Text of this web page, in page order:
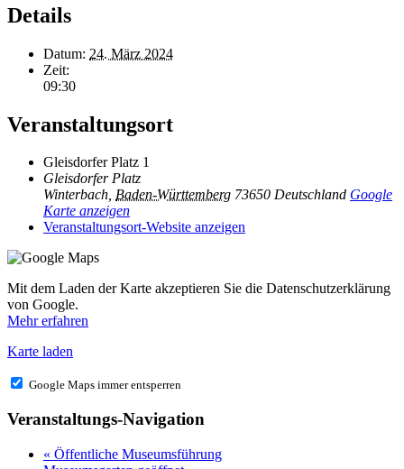
Details
Datum: 24. März 2024
Zeit:
09:30
Veranstaltungsort
Gleisdorfer Platz 1
Gleisdorfer Platz
Winterbach, Baden-Württemberg 73650 Deutschland Google
Karte anzeigen
Veranstaltungsort-Website anzeigen
Mit dem Laden der Karte akzeptieren Sie die Datenschutzerklärung
von Google.
Mehr erfahren
Karte laden
Google Maps immer entsperren
Veranstaltungs-Navigation
« Öffentliche Museumsführung